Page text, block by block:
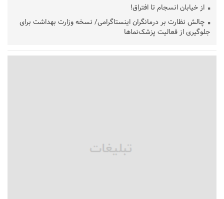
از خیابان انسجام تا افتراق!
چالش نظارت بر درمانگران اینستاگرامی/ نسخه وزارت بهداشت برای
جلوگیری از فعالیت پزشک‌نماها
امیر اکرمی‌نیا: ارتش کاملاً آماده است